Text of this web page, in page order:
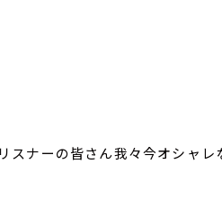
スナーの皆さん我々今オシャレ